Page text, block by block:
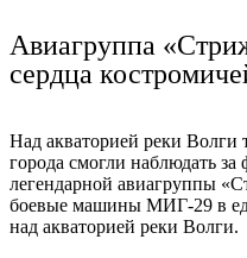
Авиагруппа
сердца
Над акваторией реки Волги
города смогли наблюдать
легендарной авиагруппы
боевые машины МИГ-29 в
над акваторией реки Волги.